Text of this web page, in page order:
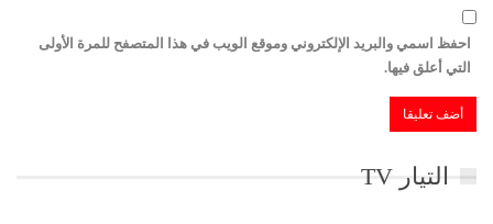
احفظ اسمي والبريد الإلكتروني وموقع الويب في هذا المتصفح للمرة الأولى
التي أعلق فيها.
التيار TV